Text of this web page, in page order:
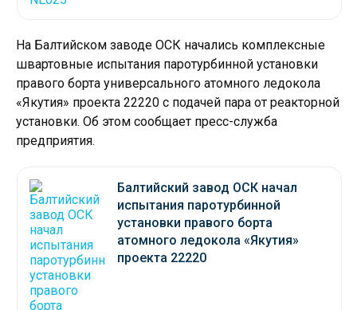
На Балтийском заводе ОСК начались комплексные
швартовные испытания паротурбинной установки
правого борта универсального атомного ледокола
«Якутия» проекта 22220 с подачей пара от реакторной
установки. Об этом сообщает пресс-служба
предприятия.
Балтийский завод ОСК начал
испытания паротурбинной
установки правого борта
атомного ледокола «Якутия»
проекта 22220